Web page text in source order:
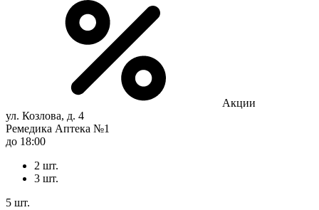
Акции
ул. Козлова, д. 4
Ремедика Аптека №1
до 18:00
2 шт.
3 шт.
5 шт.